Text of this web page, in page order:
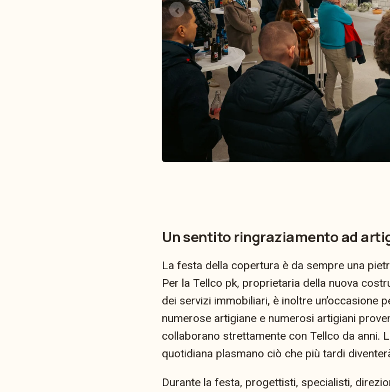
Un sentito ringraziamento ad
La festa della copertura è da sempre una
Per la Tellco pk, proprietaria della nuova
dei servizi immobiliari, è inoltre un’occasione
numerose artigiane e numerosi artigiani
collaborano strettamente con Tellco da anni.
quotidiana plasmano ciò che più tardi
Durante la festa, progettisti, specialisti,